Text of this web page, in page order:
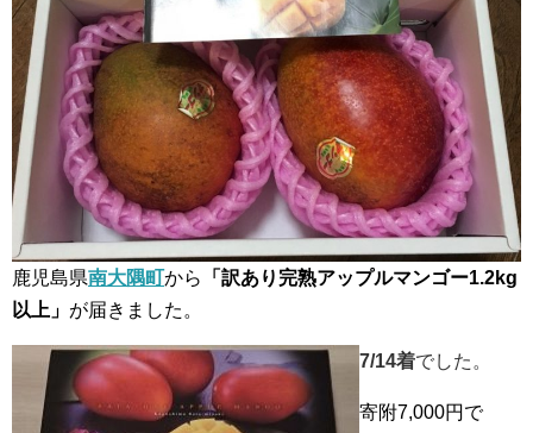
鹿児島県南大隅町 から
「訳あり完熟アップルマンゴー1.2kg
以上」 が届きました。
7/14着でした。
寄附7,000円で